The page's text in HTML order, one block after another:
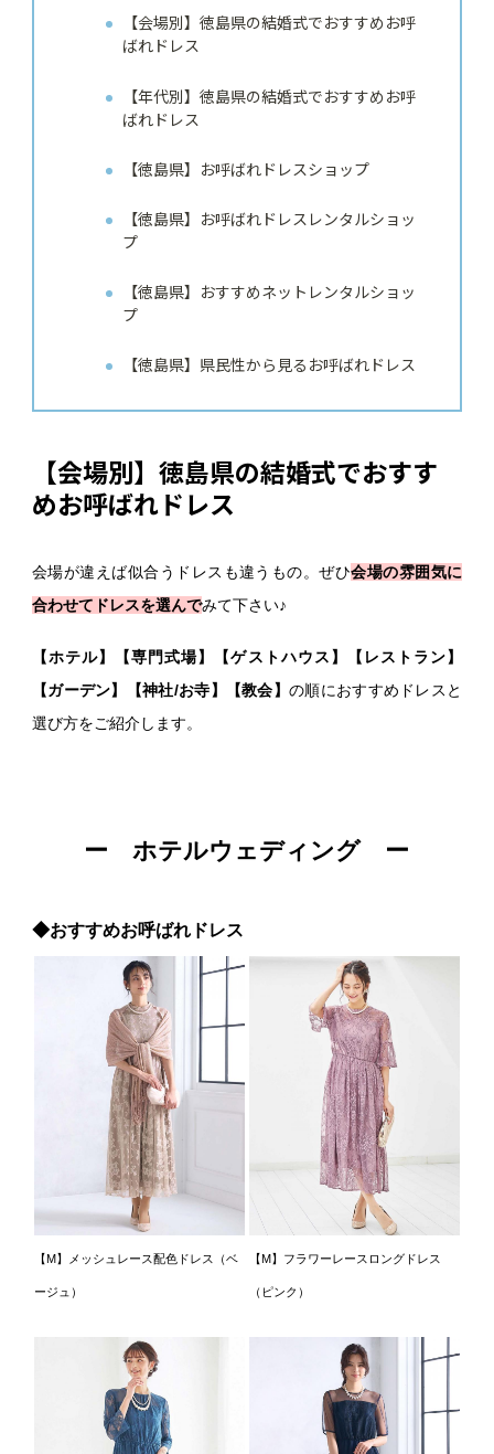
【会場別】徳島県の結婚式でおすすめお呼
ばれドレス
【年代別】徳島県の結婚式でおすすめお呼
ばれドレス
【徳島県】お呼ばれドレスショップ
【徳島県】お呼ばれドレスレンタルショッ
プ
【徳島県】おすすめネットレンタルショッ
プ
【徳島県】県民性から見るお呼ばれドレス
【会場別】徳島県の結婚式でおすす
めお呼ばれドレス
会場が違えば似合うドレスも違うもの。ぜひ会場の雰囲気に
合わせてドレスを選んでみて下さい♪
【ホテル】【専門式場】【ゲストハウス】【レストラン】
【ガーデン】【神社/お寺】【教会】の順におすすめドレスと
選び方をご紹介します。
ー ホテルウェディング ー
◆おすすめお呼ばれドレス
【M】メッシュレース配色ドレス（ベ
ージュ）
【M】フラワーレースロングドレス
（ピンク）